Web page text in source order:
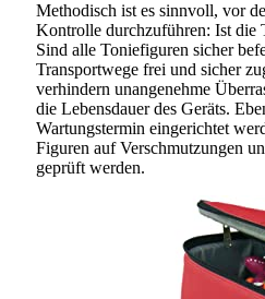
Methodisch ist es sinnvoll, vor
Kontrolle durchzuführen: Ist die
Sind alle Toniefiguren sicher
Transportwege frei und sicher
verhindern unangenehme
die Lebensdauer des Geräts.
Wartungstermin eingerichtet
Figuren auf Verschmutzungen
geprüft werden.